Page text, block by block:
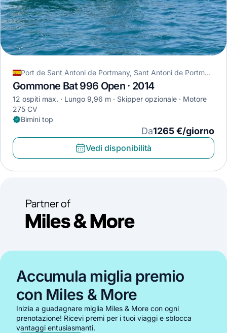
Port de Sant Antoni de Portmany, Sant Antoni de Portmany, Spagna
Gommone Bat 996 Open · 2014
12 ospiti max. Lungo 9,96 m Skipper opzionale
Motore
275 CV
Bimini top
Da1265 €/giorno
Vedi disponibilità
Accumula miglia premio
con Miles & More
Inizia a guadagnare miglia Miles & More con ogni
prenotazione! Ricevi premi per i tuoi viaggi e sblocca
vantaggi entusiasmanti.